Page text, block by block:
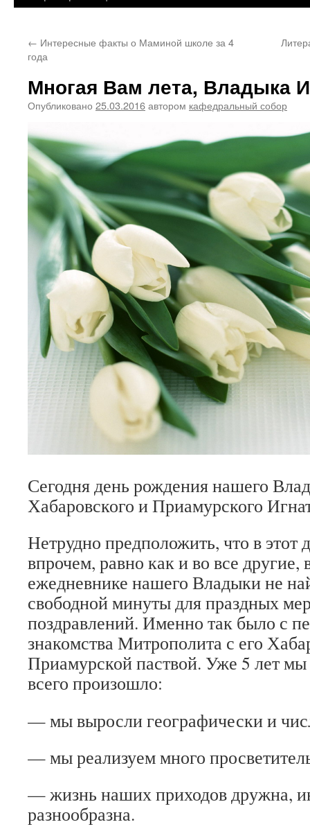
← Интересные факты о Маминой школе за 4
года
Многая Вам лета, Владыка
Опубликовано 25.03.2016автором кафедральный собор
Сегодня день рождения нашего
Хабаровского и Приамурского
Нетрудно предположить, что в этот
впрочем, равно как и во все другие,
ежедневнике нашего Владыки не
свободной минуты для праздных
поздравлений. Именно так было с
знакомства Митрополита с его
Приамурской паствой. Уже 5 лет
всего произошло:
— мы выросли географически и
— мы реализуем много
— жизнь наших приходов дружна,
разнообразна.